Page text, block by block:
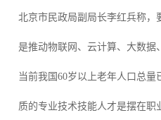
北京市民政局副局长李红兵称，
是推动物联网、云计算、大数据
当前我国60岁以上老年人口总
质的专业技术技能人才是摆在职